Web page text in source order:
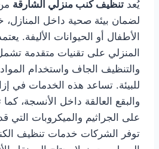
يُعد تنظيف كنب منزلي الشارقة
لضمان بيئة صحية داخل المنازل،
الأطفال أو الحيوانات الأليفة.
المنزلي على تقنيات متقدمة
والتنظيف الجاف واستخدام المواد
للبيئة. تساعد هذه الخدمات في
والبقع العالقة داخل الأنسجة،
على الجراثيم والميكروبات
توفر الشركات خدمات تنظيف